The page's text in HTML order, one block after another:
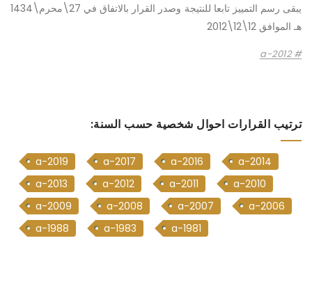
يبقى رسم التمييز تابعا للنتيجة وصدر القرار بالاتفاق في 27\محرم\1434
هـ الموافق 12\12\2012
a-2012
ترتيب القرارات احوال شخصية حسب السنة:
a-2019 a-2017 a-2016
a-2014
a-2013
a-2012 a-2011
a-2010
a-2009
a-2008 a-2007
a-2006
a-1988
a-1983 a-1981